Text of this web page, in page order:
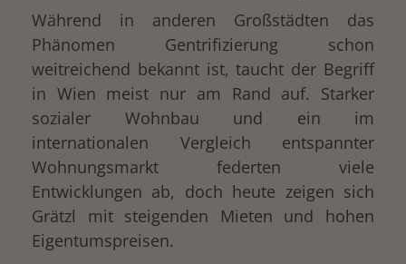
Während in anderen Großstädten das
Phänomen Gentrifizierung schon
weitreichend bekannt ist, taucht der Begriff
in Wien meist nur am Rand auf. Starker
sozialer Wohnbau und ein im
internationalen Vergleich entspannter
Wohnungsmarkt federten viele
Entwicklungen ab, doch heute zeigen sich
Grätzl mit steigenden Mieten und hohen
Eigentumspreisen.